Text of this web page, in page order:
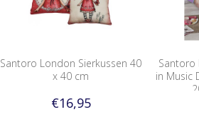
Santoro London Sierkussen 40
x 40 cm
€16,95
Santoro
in Music